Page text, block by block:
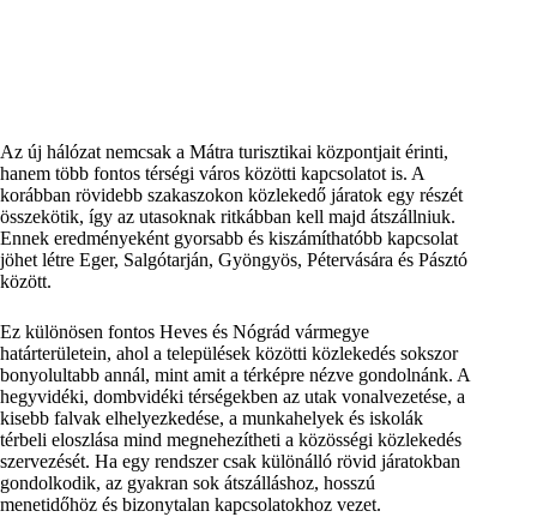
Az új hálózat nemcsak a Mátra turisztikai központjait érinti,
hanem több fontos térségi város közötti kapcsolatot is. A
korábban rövidebb szakaszokon közlekedő járatok egy részét
összekötik, így az utasoknak ritkábban kell majd átszállniuk.
Ennek eredményeként gyorsabb és kiszámíthatóbb kapcsolat
jöhet létre Eger, Salgótarján, Gyöngyös, Pétervására és Pásztó
között.
Ez különösen fontos Heves és Nógrád vármegye
határterületein, ahol a települések közötti közlekedés sokszor
bonyolultabb annál, mint amit a térképre nézve gondolnánk. A
hegyvidéki, dombvidéki térségekben az utak vonalvezetése, a
kisebb falvak elhelyezkedése, a munkahelyek és iskolák
térbeli eloszlása mind megnehezítheti a közösségi közlekedés
szervezését. Ha egy rendszer csak különálló rövid járatokban
gondolkodik, az gyakran sok átszálláshoz, hosszú
menetidőhöz és bizonytalan kapcsolatokhoz vezet.